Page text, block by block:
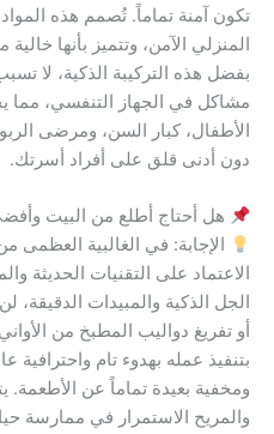
تكون آمنة تماماً. تُصمم هذه
المنزلي الآمن، وتتميز بأنها
بفضل هذه التركيبة الذكية، لا
مشاكل في الجهاز التنفسي، مما
الأطفال، كبار السن، ومرضى
دون أدنى قلق على أفراد أسرتك.
هل أحتاج أطلع من البيت
الإجابة: في الغالبية العظمى
الاعتماد على التقنيات الحديثة
الجل الذكية والمبيدات الدقيقة،
أو تفريغ دواليب المطبخ من
بتنفيذ عمله بهدوء تام واحترافية
ومخفية بعيدة تماماً عن الأطعمة.
والمريح الاستمرار في ممارسة